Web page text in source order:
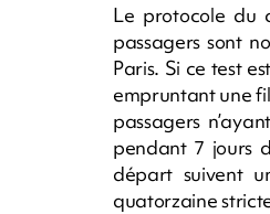
Le protocole du
passagers sont
Paris. Si ce test
empruntant une
passagers
pendant 7 jours
départ suivent
quatorzaine